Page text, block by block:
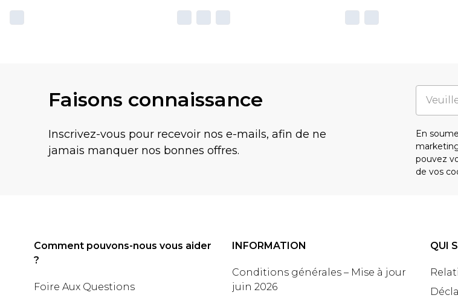
Faisons connaissance
Inscrivez-vous pour recevoir nos e-mails, afin de ne
jamais manquer nos bonnes offres.
En
pouvez
de vos
Comment pouvons-nous vous aider
?
Foire Aux Questions
INFORMATION
Conditions générales – Mise à jour
juin 2026
QUI